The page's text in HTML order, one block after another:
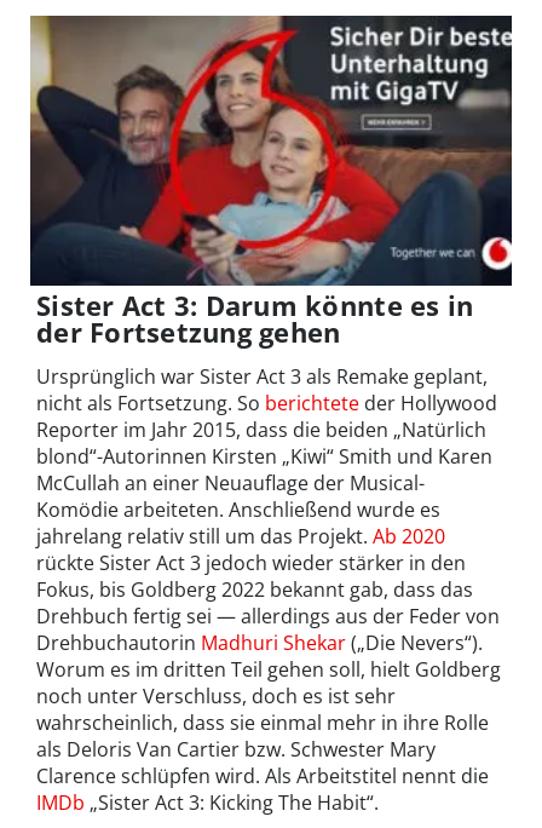
Sister Act 3: Darum könnte es in
der Fortsetzung gehen
Ursprünglich war Sister Act 3 als Remake geplant,
nicht als Fortsetzung. So berichtete der Hollywood
Reporter im Jahr 2015, dass die beiden „Natürlich
blond“-Autorinnen Kirsten „Kiwi“ Smith und Karen
McCullah an einer Neuauflage der Musical-
Komödie arbeiteten. Anschließend wurde es
jahrelang relativ still um das Projekt. Ab 2020
rückte Sister Act 3 jedoch wieder stärker in den
Fokus, bis Goldberg 2022 bekannt gab, dass das
Drehbuch fertig sei — allerdings aus der Feder von
Drehbuchautorin Madhuri Shekar(„Die Nevers“).
Worum es im dritten Teil gehen soll, hielt Goldberg
noch unter Verschluss, doch es ist sehr
wahrscheinlich, dass sie einmal mehr in ihre Rolle
als Deloris Van Cartier bzw. Schwester Mary
Clarence schlüpfen wird. Als Arbeitstitel nennt die
IMDb „Sister Act 3: Kicking The Habit“.